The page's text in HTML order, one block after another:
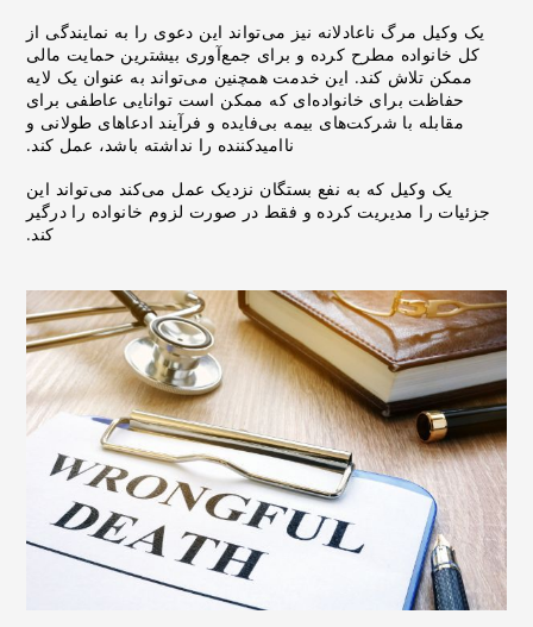
یک وکیل مرگ ناعادلانه نیز می‌تواند این دعوی را به نمایندگی از
کل خانواده مطرح کرده و برای جمع‌آوری بیشترین حمایت مالی
ممکن تلاش کند. این خدمت همچنین می‌تواند به عنوان یک لایه
حفاظت برای خانواده‌ای که ممکن است توانایی عاطفی برای
مقابله با شرکت‌های بیمه بی‌فایده و فرآیند ادعاهای طولانی و
ناامیدکننده را نداشته باشد، عمل کند.
یک وکیل که به نفع بستگان نزدیک عمل می‌کند می‌تواند این
جزئیات را مدیریت کرده و فقط در صورت لزوم خانواده را درگیر
کند.